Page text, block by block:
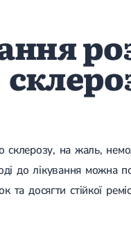
склерозу, на жаль,
до лікування можна
та досягти стійкої